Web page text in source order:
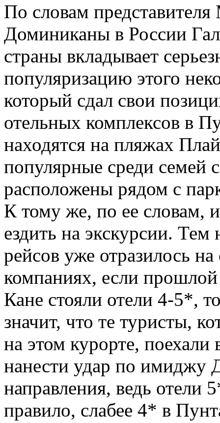
По словам
Доминиканы в России
страны вкладывает
популяризацию этого
который сдал свои
отельных комплексов в
находятся на пляжах
популярные среди семей
расположены рядом с
К тому же, по ее словам,
ездить на экскурсии.
рейсов уже отразилось
компаниях, если
Кане стояли отели 4-5*,
значит, что те туристы,
на этом курорте,
нанести удар по имиджу
направления, ведь отели
правило, слабее 4* в